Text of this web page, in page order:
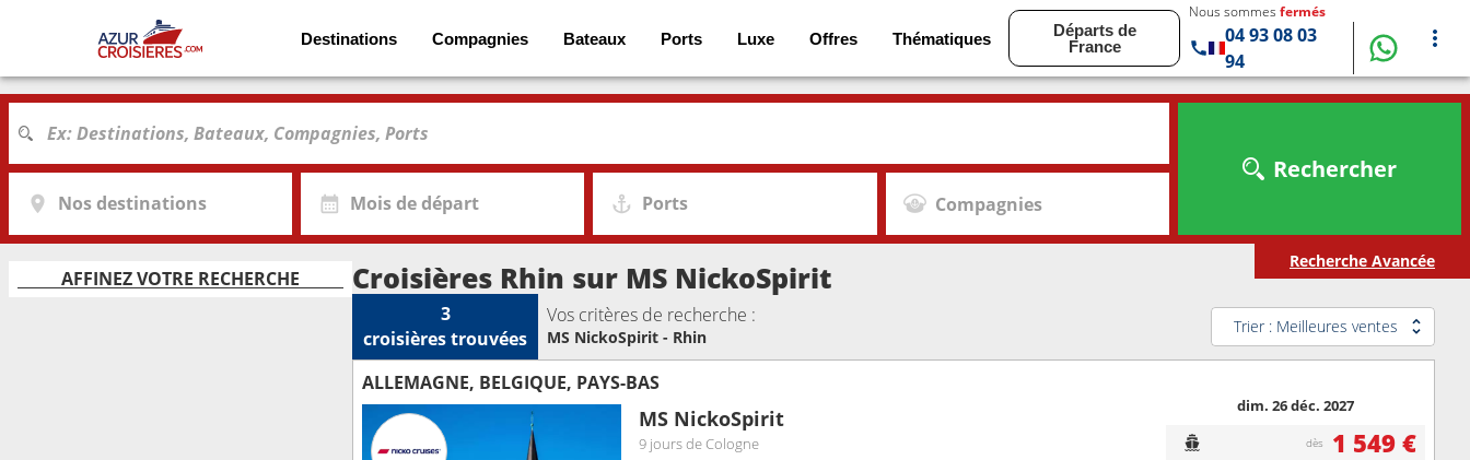
Destinations Compagnies Bateaux Ports Luxe Offres Thématiques
Départs de
France
Nous sommes fermés
04 93 08 03
94
Nos destinations Mois de départ Ports Compagnies
Rechercher
Recherche Avancée
AFFINEZ VOTRE RECHERCHE Croisières Rhin sur MS NickoSpirit
3
croisièrestrouvées
Vos critères de recherche :
MS NickoSpirit - Rhin
Trier : Meilleures ventes
ALLEMAGNE, BELGIQUE, PAYS-BAS
MS NickoSpirit
9 joursde Cologne
dim. 26 déc. 2027
dès 1 549 €